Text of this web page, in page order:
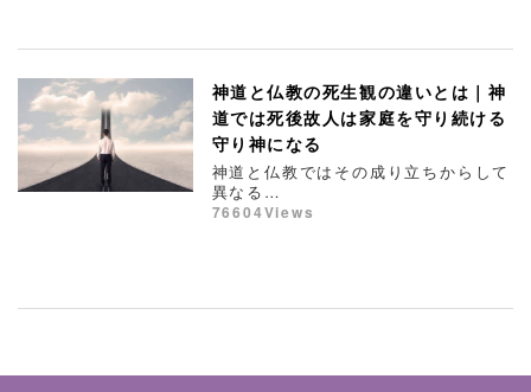
神道と仏教の死生観の違いとは｜神
道では死後故人は家庭を守り続ける
守り神になる
神道と仏教ではその成り立ちからして
異なる…
76604Views